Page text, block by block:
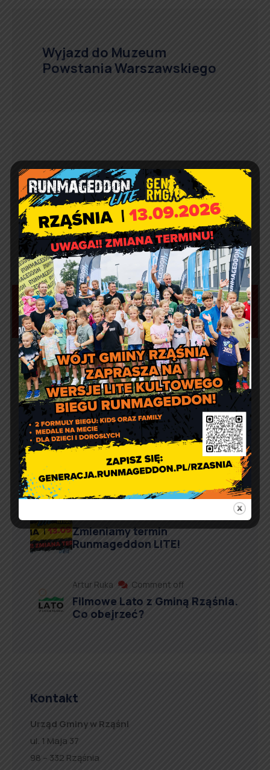
Wyjazd do Muzeum
Powstania Warszawskiego
Sprzątanie Świata 2021
Aktualności
Artur Ruka Comment off
Informacja o wydawaniu
żywności w ramach Programu
Fundusze Europejskie na
Pomoc Żywnościową
Zmieniamy termin
Runmageddon LITE!
Artur Ruka Comment off
Filmowe Lato z Gminą Rząśnia.
Co obejrzeć?
Kontakt
Urząd Gminy w Rząśni
ul. 1 Maja 37
98 – 332 Rząśnia